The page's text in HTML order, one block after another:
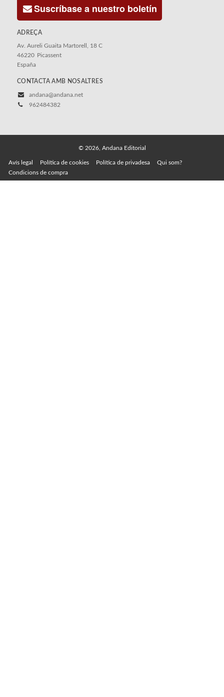
Suscríbase a nuestro boletín
ADREÇA
Av. Aureli Guaita Martorell, 18 C
46220 Picassent
España
CONTACTA AMB NOSALTRES
andana@andana.net
962484382
© 2026, Andana Editorial
Avís legal Política de cookies Política de privadesa
Qui som?
Condicions de compra